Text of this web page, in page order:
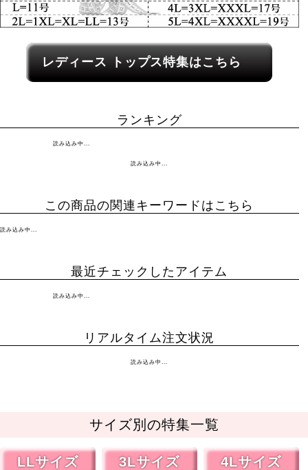
レディース関連カテゴリーへのリンク
レディース トップス特集はこちら
ランキング
読み込み中...
読み込み中...
この商品の関連キーワードはこちら
読み込み中...
最近チェックしたアイテム
読み込み中...
リアルタイム注文状況
読み込み中...
サイズ別の特集一覧
LLサイズ 3Lサイズ
4Lサイズ